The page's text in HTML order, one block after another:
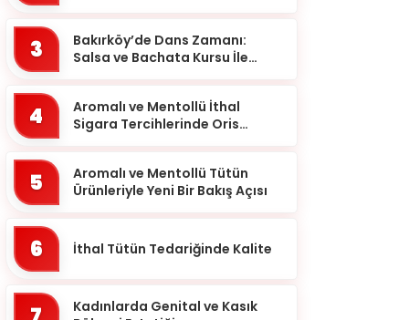
3
Bakırköy’de Dans Zamanı:
Salsa ve Bachata Kursu İle
4
Aromalı ve Mentollü İthal
Sigara Tercihlerinde Oris
5
Aromalı ve Mentollü Tütün
Ürünleriyle Yeni Bir Bakış Açısı
6 İthal Tütün Tedariğinde Kalite
Kadınlarda Genital ve Kasık
Artvin
Aydın
Balıkesir
Bartın
Batman
Bayburt
Bilecik
Bingöl
Bitlis